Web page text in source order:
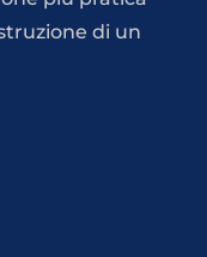
di un